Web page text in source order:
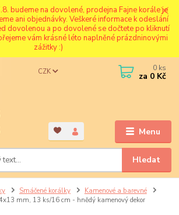
budeme na dovolené, prodejna Fajne korále je
ani objednávky. Veškeré informace k odeslání
dovolenou a po dovolené se dočtete po kliknutí
vám krásné léto naplněné prázdninovými
zážitky :)
Menu
CZK
Hledat
0 ks
za 0 Kč
Smáčené korálky
Kamenové a barevné
mm, 13 ks/16 cm - hnědý kamenový dekor